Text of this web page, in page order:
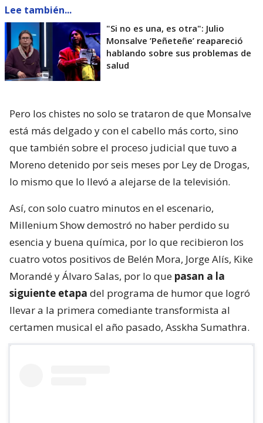
Lee también...
"Si no es una, es otra": Julio
Monsalve ’Peñeteñe’ reapareció
hablando sobre sus problemas de
salud
Pero los chistes no solo se trataron de que Monsalve
está más delgado y con el cabello más corto, sino
que también sobre el proceso judicial que tuvo a
Moreno detenido por seis meses por Ley de Drogas,
lo mismo que lo llevó a alejarse de la televisión.
Así, con solo cuatro minutos en el escenario,
Millenium Show demostró no haber perdido su
esencia y buena química, por lo que recibieron los
cuatro votos positivos de Belén Mora, Jorge Alís, Kike
Morandé y Álvaro Salas, por lo que pasan a la
siguiente etapa del programa de humor que logró
llevar a la primera comediante transformista al
certamen musical el año pasado, Asskha Sumathra.